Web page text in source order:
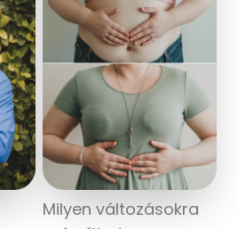
Milyen változásokra